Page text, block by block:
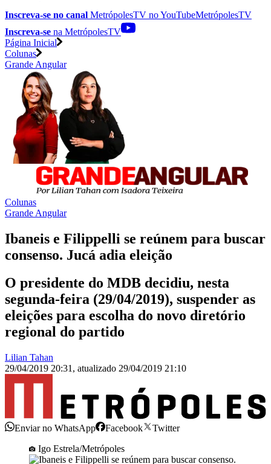
Inscreva-se no canal MetrópolesTV noYouTubeMetrópolesTV
Inscreva-se na MetrópolesTV
Página Inicial
Colunas
Grande Angular
Colunas
Grande Angular
Ibaneis e Filippelli se reúnem para buscar
consenso. Jucá adia eleição
O presidente do MDB decidiu, nesta
segunda-feira (29/04/2019), suspender as
eleições para escolha do novo diretório
regional do partido
Lilian Tahan
29/04/2019 20:31 , atualizado 29/04/2019 21:10
Enviar no WhatsApp Facebook
Twitter
Igo Estrela/Metrópoles